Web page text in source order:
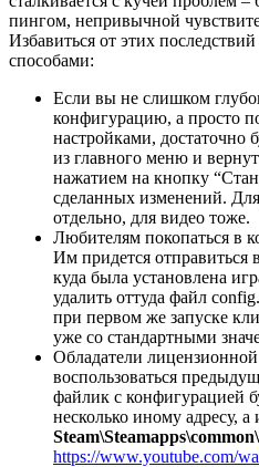
пингом, непривычной
Избавиться от этих
способами:
Если вы не слишком
конфигурацию, а просто
настройками, достаточно
из главного меню и
нажатием на кнопку
сделанных изменений.
отдельно, для видео тоже.
Любителям покопаться в
Им придется отправиться
куда была установлена
удалить оттуда файл
при первом же запуске
уже со стандартными
Обладатели
воспользоваться
файлик с конфигурацией
несколько иному адресу,
https://www.youtube.com/